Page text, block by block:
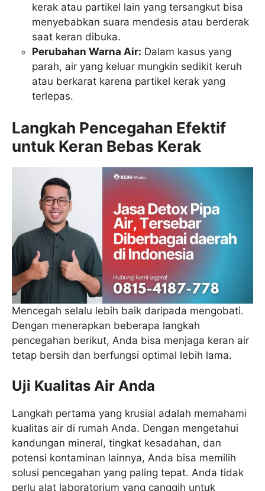
kerak atau partikel lain yang tersangkut bisa
menyebabkan suara mendesis atau berderak
saat keran dibuka.
Perubahan Warna Air: Dalam kasus yang
parah, air yang keluar mungkin sedikit keruh
atau berkarat karena partikel kerak yang
terlepas.
Langkah Pencegahan Efektif
untuk Keran Bebas Kerak
Mencegah selalu lebih baik daripada mengobati.
Dengan menerapkan beberapa langkah
pencegahan berikut, Anda bisa menjaga keran air
tetap bersih dan berfungsi optimal lebih lama.
Uji Kualitas Air Anda
Langkah pertama yang krusial adalah memahami
kualitas air di rumah Anda. Dengan mengetahui
kandungan mineral, tingkat kesadahan, dan
potensi kontaminan lainnya, Anda bisa memilih
solusi pencegahan yang paling tepat. Anda tidak
perlu alat laboratorium yang canggih untuk